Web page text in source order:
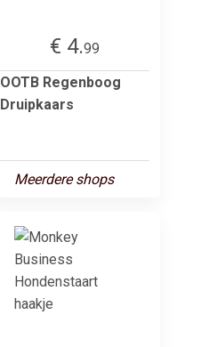
€ 4.99
OOTB Regenboog
Druipkaars
Meerdere shops